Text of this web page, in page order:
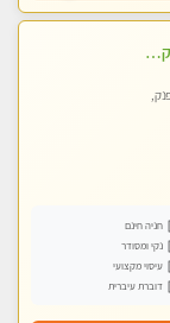
ספא מיוחד מקצועי ומפנק באשקלון
חניה חינם
נקי ומסודר
עיסוי מקצועי
דוברת עיברית